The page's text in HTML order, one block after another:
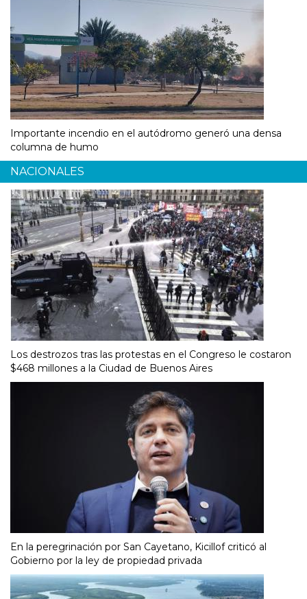
Importante incendio en el autódromo generó una densa
columna de humo
NACIONALES
Los destrozos tras las protestas en el Congreso le costaron
$468 millones a la Ciudad de Buenos Aires
En la peregrinación por San Cayetano, Kicillof criticó al
Gobierno por la ley de propiedad privada